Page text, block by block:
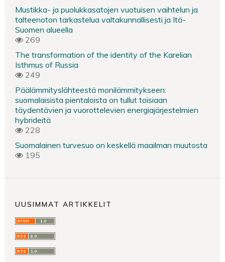
Mustikka- ja puolukkasatojen vuotuisen vaihtelun ja
talteenoton tarkastelua valtakunnallisesti ja Itä-
Suomen alueella
269
The transformation of the identity of the Karelian
Isthmus of Russia
249
Päälämmityslähteestä monilämmitykseen:
suomalaisista pientaloista on tullut toisiaan
täydentävien ja vuorottelevien energiajärjestelmien
hybrideitä
228
Suomalainen turvesuo on keskellä maailman muutosta
195
UUSIMMAT ARTIKKELIT